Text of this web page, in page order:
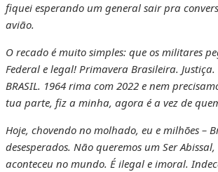
fiquei esperando um general sair pra
avião.
O recado é muito simples: que os militares
Federal e legal! Primavera Brasileira. Justiça.
BRASIL. 1964 rima com 2022 e nem
tua parte, fiz a minha, agora é a vez de
Hoje, chovendo no molhado, eu e milhões –
desesperados. Não queremos um Ser
aconteceu no mundo. É ilegal e imoral.